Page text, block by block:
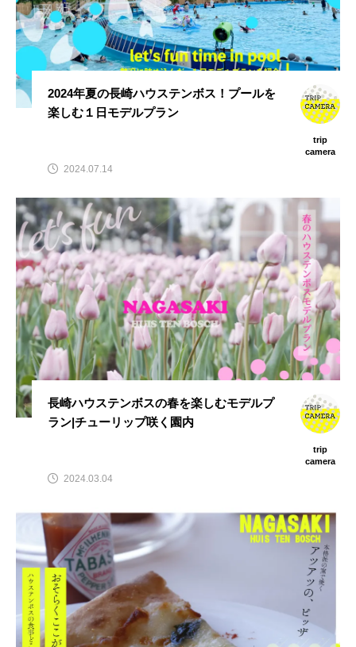
2024年夏の長崎ハウステンボス！プールを
楽しむ１日モデルプラン
trip
camera
2024.07.14
長崎ハウステンボスの春を楽しむモデルプ
ラン|チューリップ咲く園内
trip
camera
2024.03.04